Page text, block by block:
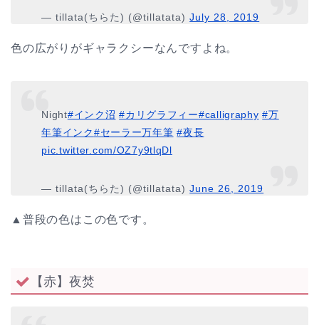
— tillata(ちらた) (@tillatata)July 28, 2019
色の広がりがギャラクシーなんですよね。
Night#インク沼 #カリグラフィー#calligraphy #万
年筆インク#セーラー万年筆 #夜長
pic.twitter.com/OZ7y9tlqDl
— tillata(ちらた) (@tillatata)June 26, 2019
▲普段の色はこの色です。
【赤】夜焚